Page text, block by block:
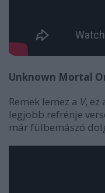
Unknown Mortal
Remek lemez a V, ez
legjobb refrénje
már fülbemászó